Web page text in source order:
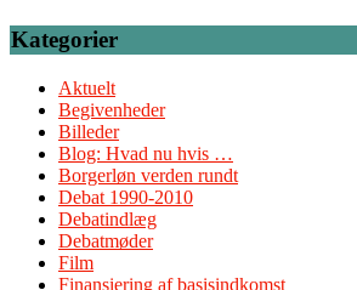
Kategorier
Aktuelt
Begivenheder
Billeder
Blog: Hvad nu hvis …
Borgerløn verden rundt
Debat 1990-2010
Debatindlæg
Debatmøder
Film
Finansiering af basisindkomst